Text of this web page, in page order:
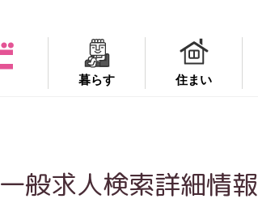
暮らす 住まい
一般求人検索詳細情報